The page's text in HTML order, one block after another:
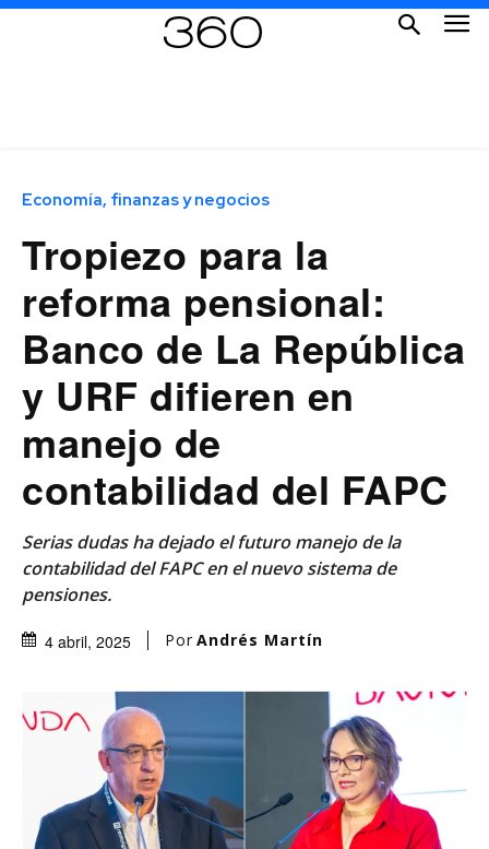
Economía, finanzas y negocios
Tropiezo para la
reforma pensional:
Banco de La República
y URF difieren en
manejo de
contabilidad del FAPC
Serias dudas ha dejado el futuro manejo de la
contabilidad del FAPC en el nuevo sistema de
pensiones.
4 abril, 2025 Por Andrés Martín